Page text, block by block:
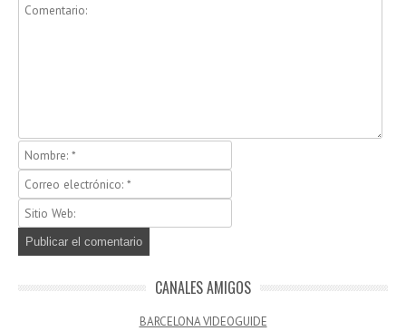
CANALES AMIGOS
BARCELONA VIDEOGUIDE